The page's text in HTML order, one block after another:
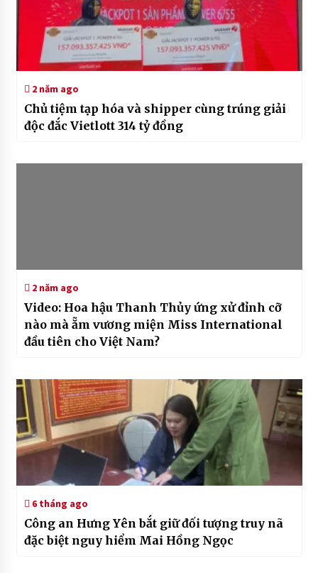
2 năm ago
Chủ tiệm tạp hóa và shipper cùng trúng giải
độc đắc Vietlott 314 tỷ đồng
2 năm ago
Video: Hoa hậu Thanh Thủy ứng xử đỉnh cỡ
nào mà ẵm vương miện Miss International
đầu tiên cho Việt Nam?
6 tháng ago
Công an Hưng Yên bắt giữ đối tượng truy nã
đặc biệt nguy hiểm Mai Hồng Ngọc